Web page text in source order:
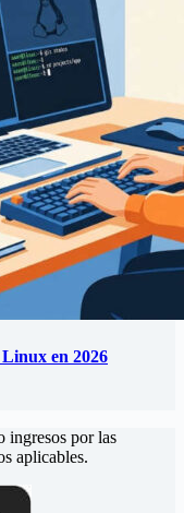
en 2026
ingresos por las
aplicables.